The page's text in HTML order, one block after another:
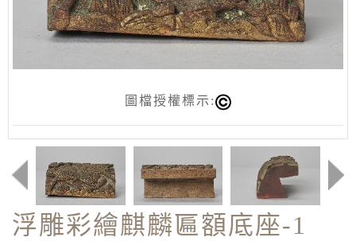
圖檔授權標示:
浮雕彩繪麒麟匾額底座-1